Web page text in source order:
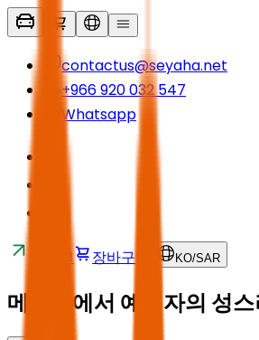
contactus@seyaha.net
+966 920 032 547
Whatsapp
교통편 장바구니 KO/SAR
메디나에서 예언자의 성스